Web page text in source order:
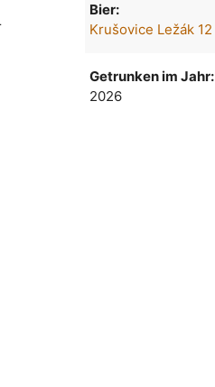
Bier:
Krušovice Ležák 12
Getrunken im Jahr:
2026